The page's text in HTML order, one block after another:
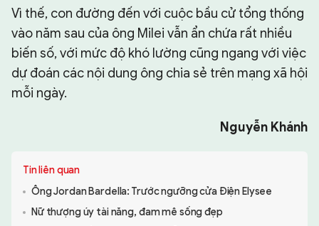
Vì thế, con đường đến với cuộc bầu cử tổng thống
vào năm sau của ông Milei vẫn ẩn chứa rất nhiều
biến số, với mức độ khó lường cũng ngang với việc
dự đoán các nội dung ông chia sẻ trên mạng xã hội
mỗi ngày.
Nguyễn Khánh
Tin liên quan
Ông Jordan Bardella: Trước ngưỡng cửa Điện Elysee
Nữ thượng úy tài năng, đam mê sống đẹp